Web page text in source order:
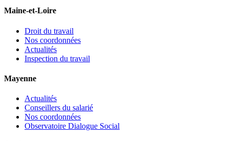
Maine-et-Loire
Droit du travail
Nos coordonnées
Actualités
Inspection du travail
Mayenne
Actualités
Conseillers du salarié
Nos coordonnées
Observatoire Dialogue Social